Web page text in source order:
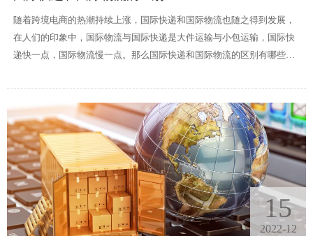
随着跨境电商的热潮持续上涨，国际快递和国际物流也随之得到发展，
在人们的印象中，国际物流与国际快递是大件运输与小包运输，国际快
递快一点，国际物流慢一点。那么国际快递和国际物流的区别有哪些
的区别。
15
2022-12